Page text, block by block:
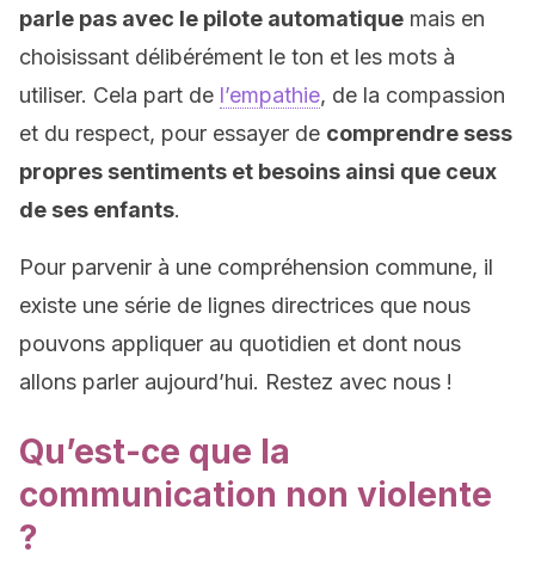
parle pas avec le pilote automatique mais en
choisissant délibérément le ton et les mots à
utiliser. Cela part de l’empathie, de la compassion
et du respect, pour essayer de comprendre sess
propres sentiments et besoins ainsi que ceux
de ses enfants.
Pour parvenir à une compréhension commune, il
existe une série de lignes directrices que nous
pouvons appliquer au quotidien et dont nous
allons parler aujourd’hui. Restez avec nous !
Qu’est-ce que la
communication non violente
?